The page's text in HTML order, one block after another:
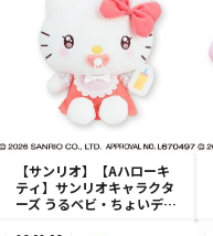
【サンリオ】【Aハローキ
ティ】サンリオキャラクタ
ーズ うるベビ・ちょいデカ